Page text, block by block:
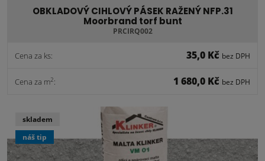
OBKLADOVÝ CIHLOVÝ PÁSEK RAŽENÝ NFP.31
Moorbrand torf bunt
PRCIRQ002
Cena za ks: 35,0 Kč bez DPH
Cena za m2: 1 680,0 Kč bez DPH
skladem
náš tip